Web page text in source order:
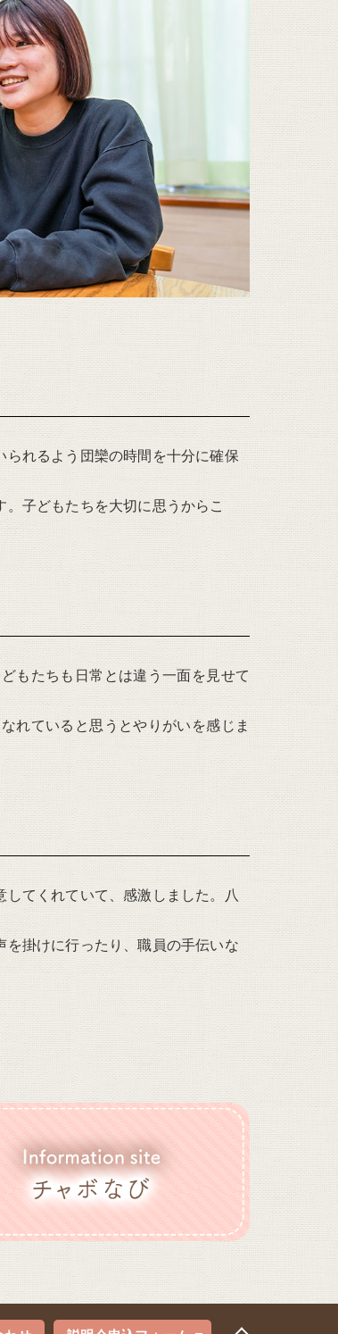
れるよう団欒の時間を十分に確保
子どもたちを大切に思うからこ
もたちも日常とは違う一面を見せて
れていると思うとやりがいを感じま
てくれていて、感激しました。八
掛けに行ったり、職員の手伝いな